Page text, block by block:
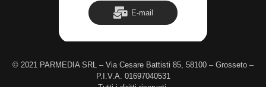
E-mail
© 2021 PARMEDIA SRL – Via Cesare Battisti 85, 58100 – Grosseto –
P.I.V.A. 01697040531